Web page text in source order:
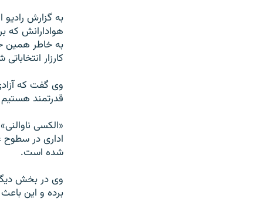
به گزارش رادیو
هوادارانش که
به خاطر همين
کارزار
وی گفت که
قدرتمند
«الکسی
اداری در
شده است.
وی در بخش
برده و اين